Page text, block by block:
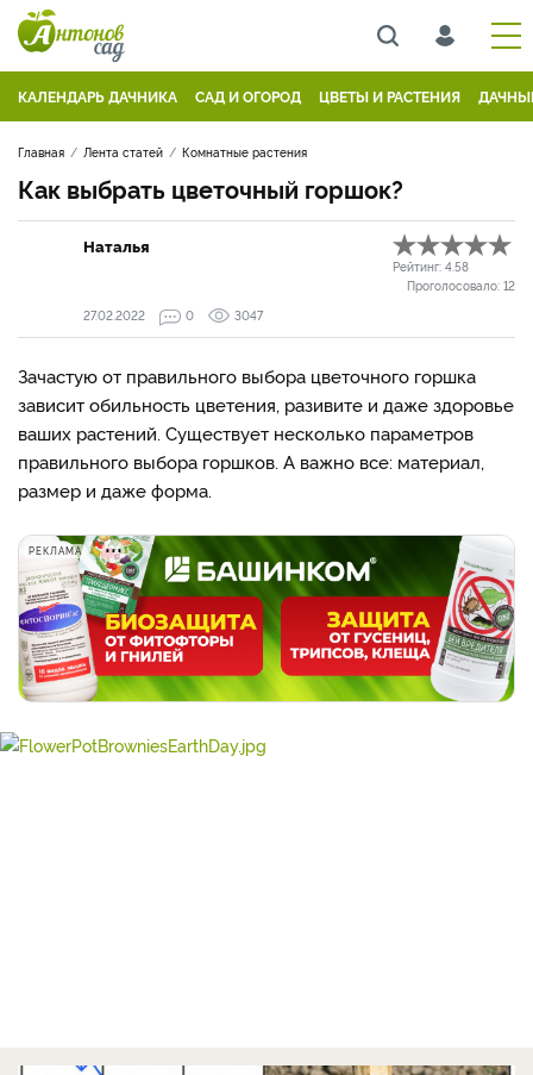
КАЛЕНДАРЬ ДАЧНИКА САД И ОГОРОД ЦВЕТЫ И РАСТЕНИЯ
Главная Лента статей Комнатные растения
Как выбрать цветочный горшок?
Наталья
Рейтинг: 4.58
Проголосовало: 12
27.02.2022
0 3047
Зачастую от правильного выбора цветочного горшка
зависит обильность цветения, разивите и даже здоровье
ваших растений. Существует несколько параметров
правильного выбора горшков. А важно все: материал,
размер и даже форма.
РЕКЛАМА